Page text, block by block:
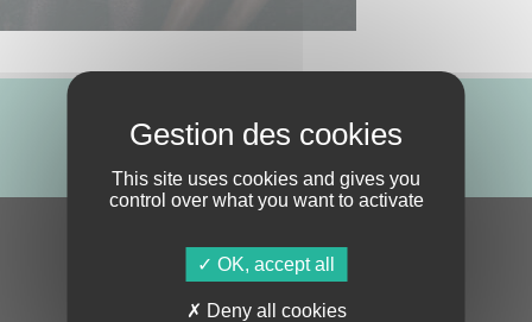
ABONNE-TOI !
S'ABONNER À LA NEWSLETTER
This site uses cookies and gives you
control over what you want to activate
OK, accept all
Deny all cookies